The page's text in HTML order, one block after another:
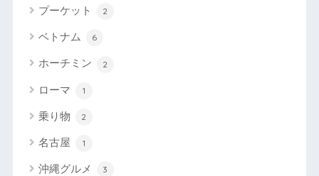
プーケット 2
ベトナム 6
ホーチミン 2
ローマ 1
乗り物 2
名古屋 1
沖縄グルメ 3